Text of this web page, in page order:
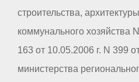
строительства,
коммунального хозяйства
163 от 10.05.2006 г. N 399
министерства